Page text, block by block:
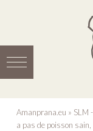
Amanprana.eu » SLM
a pas de poisson